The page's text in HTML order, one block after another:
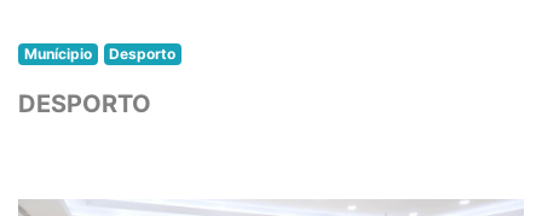
Munícipio Desporto
DESPORTO